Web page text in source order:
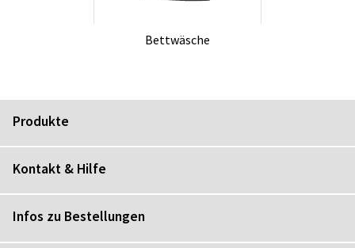
Bett­wä­sche
Produkte
Kontakt & Hilfe
Infos zu Bestellungen